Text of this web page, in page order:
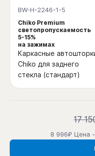
BW-H-2246-1-5
Chiko Premium
светопропускаемость
5-15%
на зажимах
Каркасные
Chiko для заднего
стекла (стандарт)
17
8 996₽ Цена -